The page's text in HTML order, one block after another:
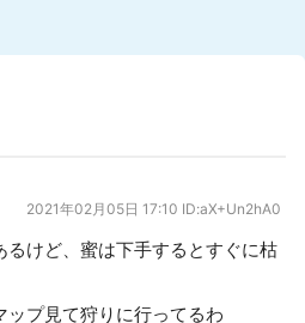
2021年02月05日 17:10 ID:aX+Un2hA0
るけど、蜜は下手するとすぐに枯
プ見て狩りに行ってるわ